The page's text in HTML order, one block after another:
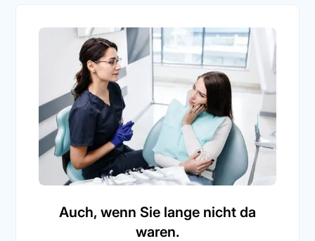
Auch, wenn Sie lange nicht da
waren.